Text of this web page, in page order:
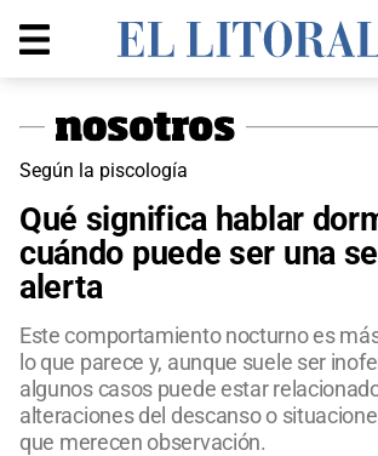
Según la piscología
Qué significa hablar
cuándo puede ser una
alerta
Este comportamiento nocturno es
lo que parece y, aunque suele ser
algunos casos puede estar
alteraciones del descanso o
que merecen observación.